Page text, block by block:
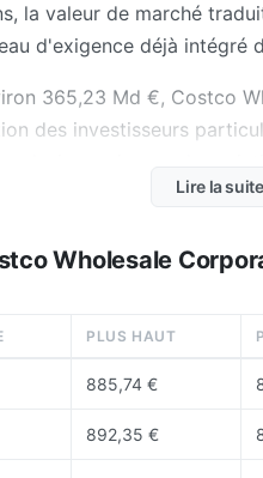
la valeur de marché
d'exigence déjà intégré
365,23 Md €, Costco
des investisseurs
titre dans son secteur,
le hub actionsou vers
dans la
du membership,
Lire la suite
Wholesale
PLUS HAUT
885,74 €
892,35 €